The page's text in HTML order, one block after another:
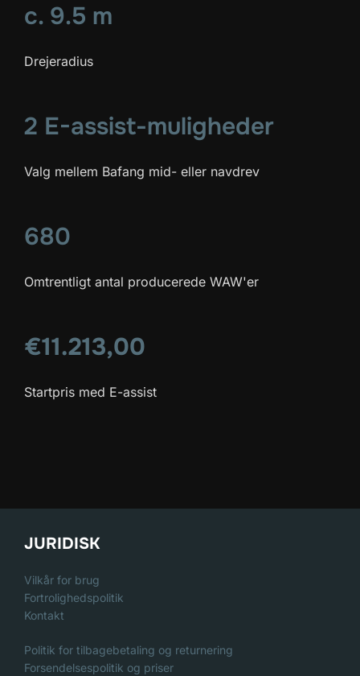
c. 9.5 m
Drejeradius
2 E-assist-muligheder
Valg mellem Bafang mid- eller navdrev
680
Omtrentligt antal producerede WAW'er
€11.213,00
Startpris med E-assist
JURIDISK
Vilkår for brug
Fortrolighedspolitik
Kontakt
Politik for tilbagebetaling og returnering
Forsendelsespolitik og priser